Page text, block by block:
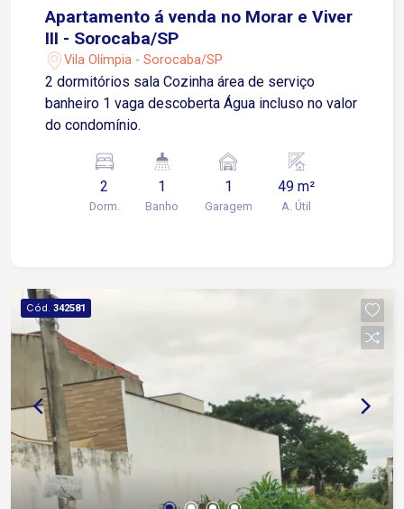
Apartamento á venda no Morar e Viver
III - Sorocaba/SP
Vila Olímpia - Sorocaba/SP
2 dormitórios sala Cozinha área de serviço
banheiro 1 vaga descoberta Água incluso no valor
do condomínio.
2
Dorm.
1
Banho
1
Garagem
49 m²
A. Útil
Cód. 342581